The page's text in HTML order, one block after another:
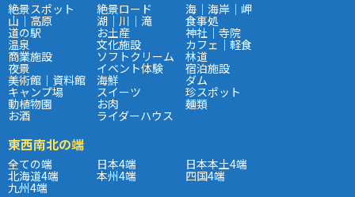
絶景スポット 絶景ロード 海｜海岸｜岬
山｜高原 湖｜川｜滝 食事処
道の駅 お土産 神社｜寺院
温泉 文化施設 カフェ｜軽食
商業施設 ソフトクリーム 林道
夜景 イベント体験 宿泊施設
美術館｜資料館 海鮮 ダム
キャンプ場 スイーツ 珍スポット
動植物園 お肉 麺類
お酒 ライダーハウス
東西南北の端
全ての端 日本4端 日本本土4端
北海道4端 本州4端 四国4端
九州4端